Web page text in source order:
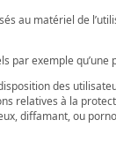
au matériel de
exemple
des
relatives à la
diffamant, ou